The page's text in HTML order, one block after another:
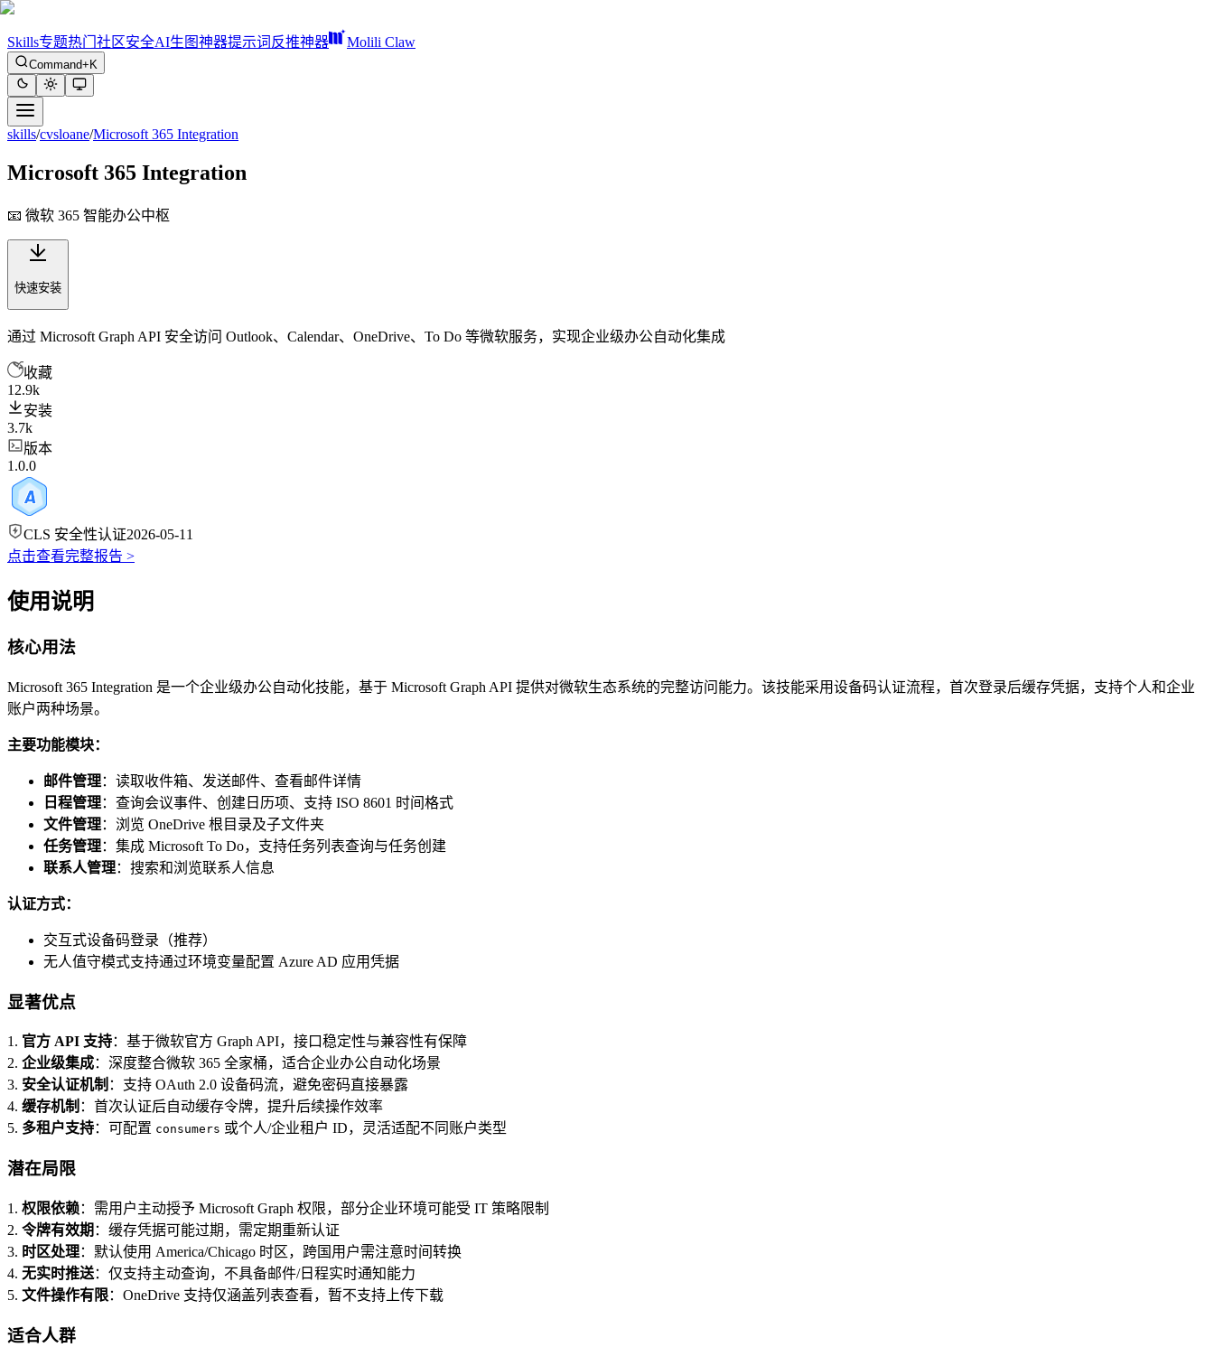
Skills专题热门 社区安全AI生图神器提示词反推神器 Molili Claw
Command+K
skills/cvsloane/Microsoft 365 Integration
Microsoft 365 Integration
📧 微软 365 智能办公中枢
快速安装
通过 Microsoft Graph API 安全访问 Outlook、Calendar、OneDrive、To Do 等微软服务，实现企业级办公自动化集成
收藏
12.9k
安装
3.7k
版本
1.0.0
CLS 安全性认证2026-05-11
点击查看完整报告 >
使用说明
核心用法
Microsoft 365 Integration 是一个企业级办公自动化技能，基于 Microsoft Graph API 提供对微软生态系统的完整访问能力。该技能采用设备码认证流程，首次登录后缓存凭据，支持个人和企业
账户两种场景。
主要功能模块：
邮件管理：读取收件箱、发送邮件、查看邮件详情
日程管理：查询会议事件、创建日历项、支持 ISO 8601 时间格式
文件管理：浏览 OneDrive 根目录及子文件夹
任务管理：集成 Microsoft To Do，支持任务列表查询与任务创建
联系人管理：搜索和浏览联系人信息
认证方式：
交互式设备码登录（推荐）
无人值守模式支持通过环境变量配置 Azure AD 应用凭据
显著优点
1. 官方 API 支持：基于微软官方 Graph API，接口稳定性与兼容性有保障
2. 企业级集成：深度整合微软 365 全家桶，适合企业办公自动化场景
3. 安全认证机制 ：支持 OAuth 2.0 设备码流，避免密码直接暴露
4. 缓存机制 ：首次认证后自动缓存令牌，提升后续操作效率
5. 多租户支持：可配置 consumers 或个人/企业租户 ID，灵活适配不同账户类型
潜在局限
1. 权限依赖：需用户主动授予 Microsoft Graph 权限，部分企业环境可能受 IT 策略限制
2. 令牌有效期 ：缓存凭据可能过期，需定期重新认证
3. 时区处理：默认使用 America/Chicago 时区，跨国用户需注意时间转换
4. 无实时推送：仅支持主动查询，不具备邮件/日程实时通知能力
5. 文件操作有限：OneDrive 支持仅涵盖列表查看，暂不支持上传下载
适合人群